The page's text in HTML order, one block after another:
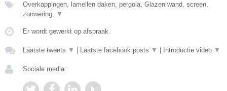
Overkappingen, lamellen daken, pergola, Glazen wand, screen,
zonwering, ▼
Er wordt gewerkt op afspraak.
Laatste tweets ▼ Laatste facebook posts ▼ Introductie video ▼
Sociale media: